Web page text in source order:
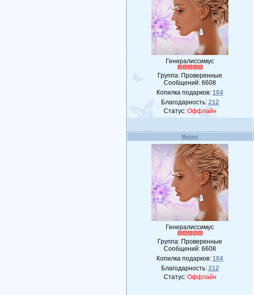
Генералиссимус
Группа: Проверенные
Сообщений:6608
Копилка подарков:104
Благодарность: 212
Статус: Оффлайн
Meloni
Генералиссимус
Группа: Проверенные
Сообщений:6608
Копилка подарков:104
Благодарность: 212
Статус: Оффлайн